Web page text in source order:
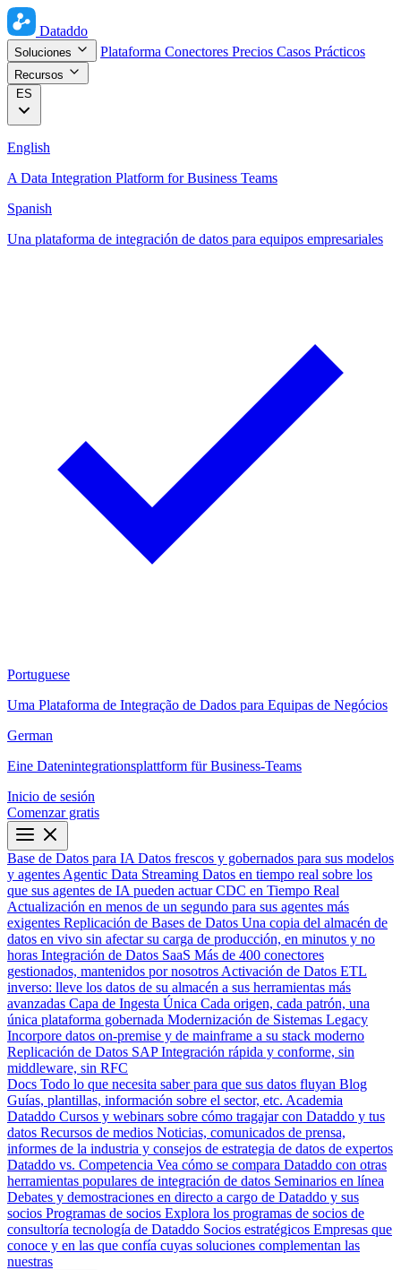
Dataddo
Soluciones Plataforma Conectores Precios Casos Prácticos
Recursos
ES
English
A Data Integration Platform for Business Teams
Spanish
Una plataforma de integración de datos para equipos empresariales
Portuguese
Uma Plataforma de Integração de Dados para Equipas de Negócios
German
Eine Datenintegrationsplattform für Business-Teams
Inicio de sesión
Comenzar gratis
Base de Datos para IA Datos frescos y gobernados para sus modelos
y agentes Agentic Data Streaming Datos en tiempo real sobre los
que sus agentes de IA pueden actuar CDC en Tiempo Real
Actualización en menos de un segundo para sus agentes más
exigentes Replicación de Bases de Datos Una copia del almacén de
datos en vivo sin afectar su carga de producción, en minutos y no
horas Integración de Datos SaaS Más de 400 conectores
gestionados, mantenidos por nosotros Activación de Datos ETL
inverso: lleve los datos de su almacén a sus herramientas más
avanzadas Capa de Ingesta Única Cada origen, cada patrón, una
única plataforma gobernada Modernización de Sistemas Legacy
Incorpore datos on-premise y de mainframe a su stack moderno
Replicación de Datos SAP Integración rápida y conforme, sin
middleware, sin RFC
Docs Todo lo que necesita saber para que sus datos fluyan Blog
Guías, plantillas, información sobre el sector, etc. Academia
Dataddo Cursos y webinars sobre cómo tragajar con Dataddo y tus
datos Recursos de medios Noticias, comunicados de prensa,
informes de la industria y consejos de estrategia de datos de expertos
Dataddo vs. Competencia Vea cómo se compara Dataddo con otras
herramientas populares de integración de datos Seminarios en línea
Debates y demostraciones en directo a cargo de Dataddo y sus
socios Programas de socios Explora los programas de socios de
consultoría tecnología de Dataddo Socios estratégicos Empresas que
conoce y en las que confía cuyas soluciones complementan las
nuestras